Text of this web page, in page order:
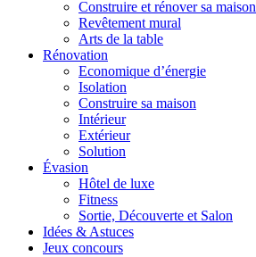
Construire et rénover sa maison
Revêtement mural
Arts de la table
Rénovation
Economique d’énergie
Isolation
Construire sa maison
Intérieur
Extérieur
Solution
Évasion
Hôtel de luxe
Fitness
Sortie, Découverte et Salon
Idées & Astuces
Jeux concours